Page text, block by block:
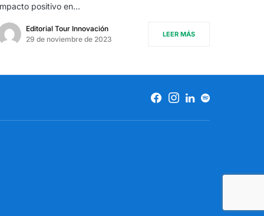
positivo en…
Editorial Tour Innovación
29 de noviembre de 2023
LEER MÁS